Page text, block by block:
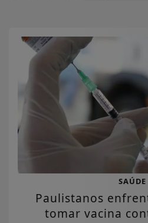
SAÚDE
Paulistanos
tomar vacina